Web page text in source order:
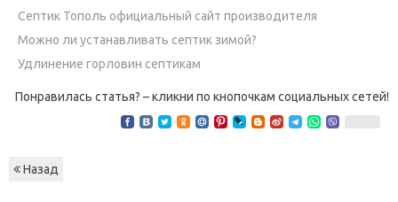
Септик Тополь официальный сайт производителя
Можно ли устанавливать септик зимой?
Удлинение горловин септикам
Понравилась статья? – кликни по кнопочкам социальных сетей!
Назад